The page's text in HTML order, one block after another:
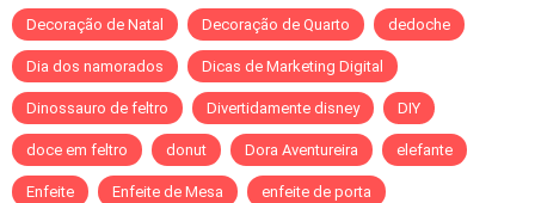
Decoração de Natal Decoração de Quarto dedoche
Dia dos namorados Dicas de Marketing Digital
Dinossauro de feltro Divertidamente disney DIY
doce em feltro donut Dora Aventureira elefante
Enfeite Enfeite de Mesa enfeite de porta